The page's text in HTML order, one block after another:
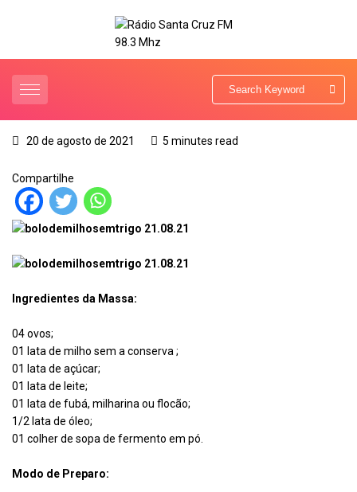
20 de agosto de 2021 5 minutes read
Compartilhe
Ingredientes da Massa:
04 ovos;
01 lata de milho sem a conserva ;
01 lata de açúcar;
01 lata de leite;
01 lata de fubá, milharina ou flocão;
1/2 lata de óleo;
01 colher de sopa de fermento em pó.
Modo de Preparo: